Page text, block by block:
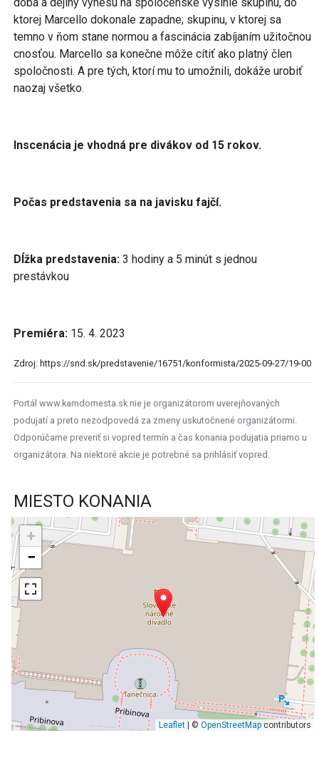
ktorej Marcello dokonale zapadne; skupinu, v ktorej sa
temno v ňom stane normou a fascinácia zabíjaním užitočnou
cnosťou. Marcello sa konečne môže cítiť ako platný člen
spoločnosti. A pre tých, ktorí mu to umožnili, dokáže urobiť
naozaj všetko.
Inscenácia je vhodná pre divákov od 15 rokov.
Počas predstavenia sa na javisku fajčí.
Dĺžka predstavenia: 3 hodiny a 5 minút s jednou
prestávkou
Premiéra: 15. 4. 2023
Zdroj: https://snd.sk/predstavenie/16751/konformista/2025-09-27/19-00
Portál www.kamdomesta.sk nie je organizátorom uverejňovaných
podujatí a preto nezodpovedá za zmeny uskutočnené organizátormi.
Odporúčame preveriť si vopred termín a čas konania podujatia priamo u
organizátora. Na niektoré akcie je potrebné sa prihlásiť vopred.
MIESTO KONANIA
+
−
Leaflet| © OpenStreetMapcontributors